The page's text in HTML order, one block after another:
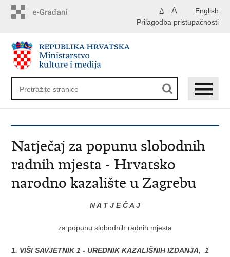
English
A A
Prilagodba pristupačnosti
Natječaj za popunu slobodnih
radnih mjesta - Hrvatsko
narodno kazalište u Zagrebu
N A T J E Č A J
za popunu slobodnih radnih mjesta
1. VIŠI SAVJETNIK 1 - UREDNIK KAZALIŠNIH IZDANJA, 1